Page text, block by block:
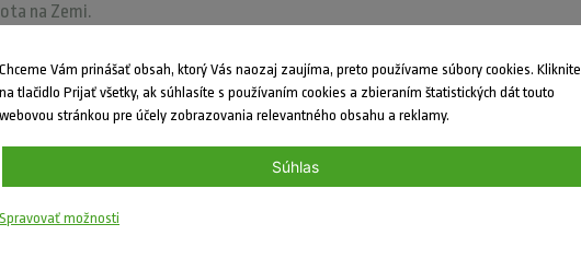
na Zemi.
Chceme Vám prinášať obsah, ktorý Vás naozaj zaujíma, preto používame súbory cookies. Kliknite
na tlačidlo Prijať všetky, ak súhlasíte s používaním cookies a zbieraním štatistických dát touto
webovou stránkou pre účely zobrazovania relevantného obsahu a reklamy.
Súhlas
Spravovať možnosti